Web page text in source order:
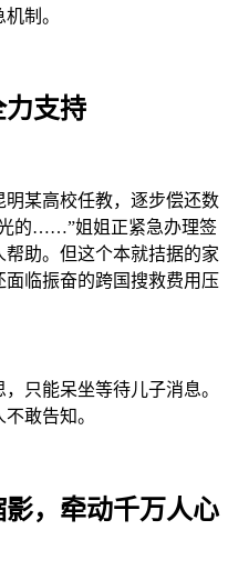
制。
力支持
明某高校任教，逐步偿还数
的……”姐姐正紧急办理签
助。但这个本就拮据的家
临振奋的跨国搜救费用压
只能呆坐等待儿子消息。
敢告知。
，牵动千万人心